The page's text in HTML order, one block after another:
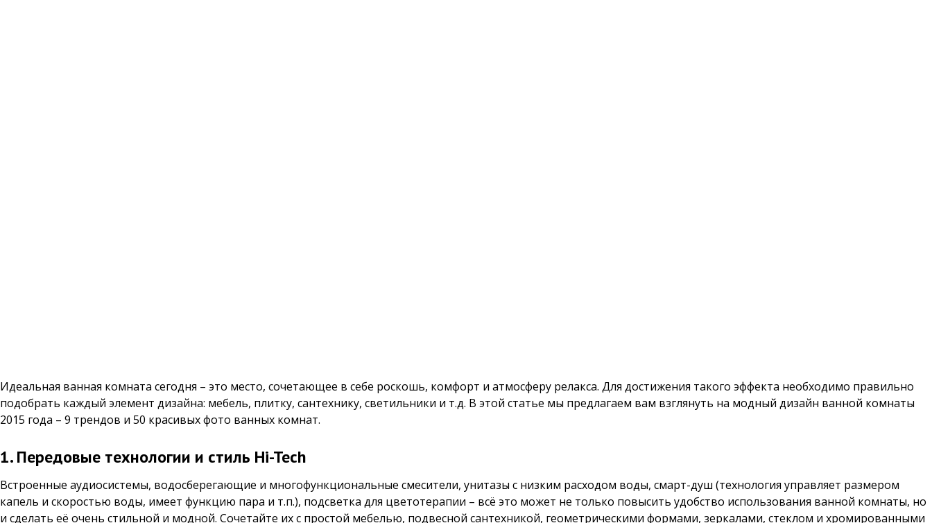
Идеальная ванная комната сегодня – это место, сочетающее в себе роскошь, комфорт и атмосферу релакса. Для достижения такого эффекта необходимо правильно
подобрать каждый элемент дизайна: мебель, плитку, сантехнику, светильники и т.д. В этой статье мы предлагаем вам взглянуть на модный дизайн ванной комнаты
2015 года – 9 трендов и 50 красивых фото ванных комнат.
1. Передовые технологии и стиль Hi-Tech
Встроенные аудиосистемы, водосберегающие и многофункциональные смесители, унитазы с низким расходом воды, смарт-душ (технология управляет размером
капель и скоростью воды, имеет функцию пара и т.п.), подсветка для цветотерапии – всё это может не только повысить удобство использования ванной комнаты, но
и сделать её очень стильной и модной. Сочетайте их с простой мебелью, подвесной сантехникой, геометрическими формами, зеркалами, стеклом и хромированными